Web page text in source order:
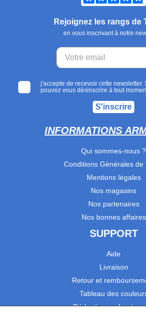
Rejoignez les rangs de
en vous inscrivant à notre
j'accepte de recevoir cette newsletter.
pouvez vous désinscrire à tout
S'inscrire
INFORMATIONS
Qui sommes-nous ?
Conditions Générales de
Mentions légales
Nos magasins
Nos partenaires
Nos bonnes affaires
SUPPORT
Aide
Livraison
Retour et
Tableau des
Réduction